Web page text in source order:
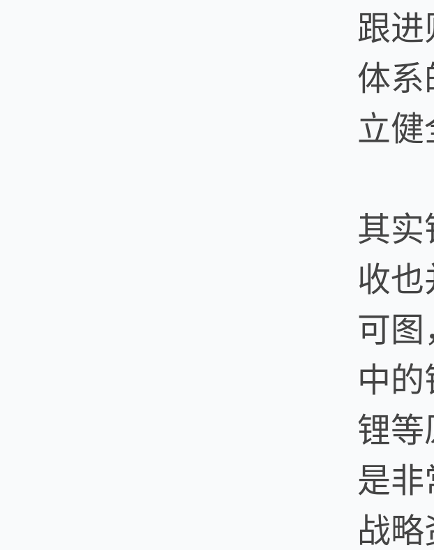
跟进
体系
立健
其实
收也
可图
中的
锂等
是非
战略